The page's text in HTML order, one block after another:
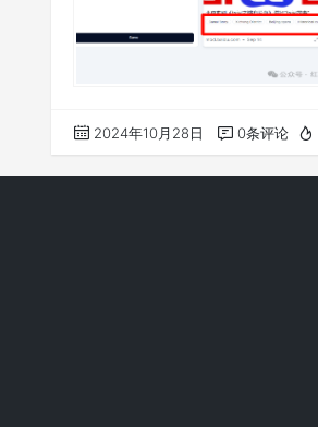
2024年10月28日 0条评论